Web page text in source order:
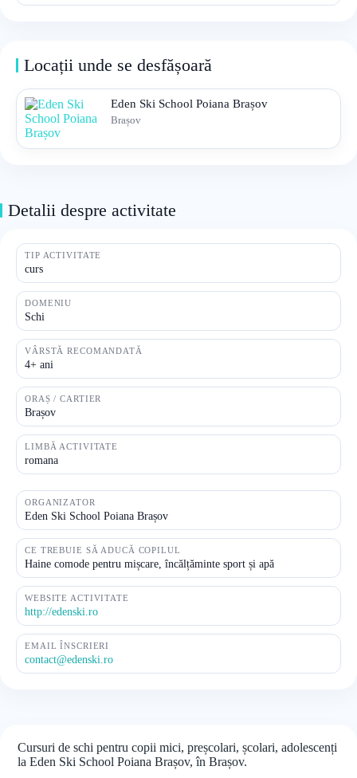
Locații unde se desfășoară
Eden Ski School Poiana Brașov
Brașov
Detalii despre activitate
TIP ACTIVITATE
curs
DOMENIU
Schi
VÂRSTĂ RECOMANDATĂ
4+ ani
ORAȘ / CARTIER
Brașov
LIMBĂ ACTIVITATE
romana
ORGANIZATOR
Eden Ski School Poiana Brașov
CE TREBUIE SĂ ADUCĂ COPILUL
Haine comode pentru mișcare, încălțăminte sport și apă
WEBSITE ACTIVITATE
http://edenski.ro
EMAIL ÎNSCRIERI
contact@edenski.ro
Cursuri de schi pentru copii mici, preșcolari, școlari, adolescenți
la Eden Ski School Poiana Brașov, în Brașov.